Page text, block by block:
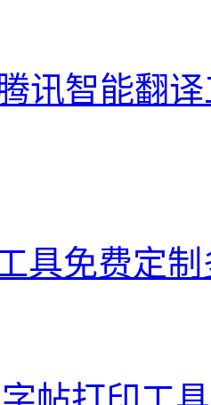
讯智能翻
具免费定